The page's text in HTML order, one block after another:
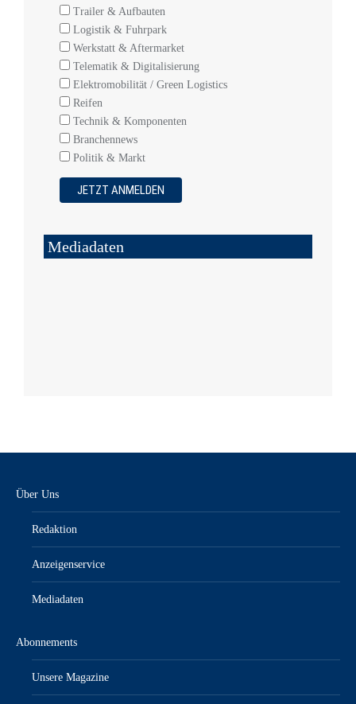
Trailer & Aufbauten
Logistik & Fuhrpark
Werkstatt & Aftermarket
Telematik & Digitalisierung
Elektromobilität / Green Logistics
Reifen
Technik & Komponenten
Branchennews
Politik & Markt
Mediadaten
Über Uns
Redaktion
Anzeigenservice
Mediadaten
Abonnements
Unsere Magazine